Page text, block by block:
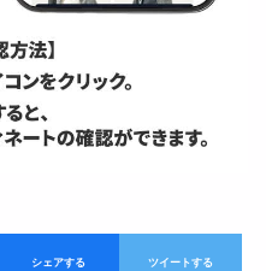
シェアする ツイートする